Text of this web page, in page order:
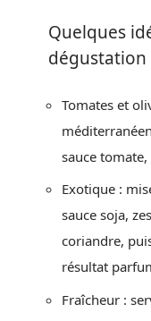
Quelques
dégustation
Tomates et
sauce
Exotique :
sauce soja,
coriandre,
résultat
Fraîcheur :